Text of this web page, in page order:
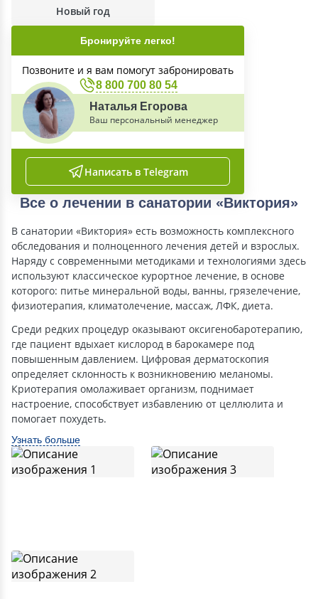
Новый год
Бронируйте легко!
Позвоните и я вам помогут забронировать
8 800 700 80 54
Наталья Егорова
Ваш персональный менеджер
Написать в Telegram
Все о лечении в санатории «Виктория»
В санатории «Виктория» есть возможность комплексного
обследования и полноценного лечения детей и взрослых.
Наряду с современными методиками и технологиями здесь
используют классическое курортное лечение, в основе
которого: питье минеральной воды, ванны, грязелечение,
физиотерапия, климатолечение, массаж, ЛФК, диета.
Среди редких процедур оказывают оксигенобаротерапию,
где пациент вдыхает кислород в барокамере под
повышенным давлением. Цифровая дерматоскопия
определяет склонность к возникновению меланомы.
Криотерапия омолаживает организм, поднимает
настроение, способствует избавлению от целлюлита и
помогает похудеть.
Узнать больше